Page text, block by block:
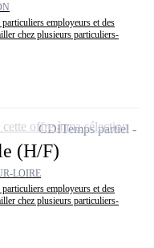
employeurs et des
chez plusieurs particuliers-
(H/F)
LOIRE
employeurs et des
chez plusieurs particuliers-
CDITemps partiel
offre à ma sélection